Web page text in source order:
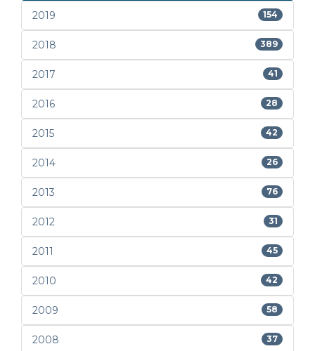
2019 154
2018 389
2017 41
2016 28
2015 42
2014 26
2013 76
2012 31
2011 45
2010 42
2009 58
2008 37